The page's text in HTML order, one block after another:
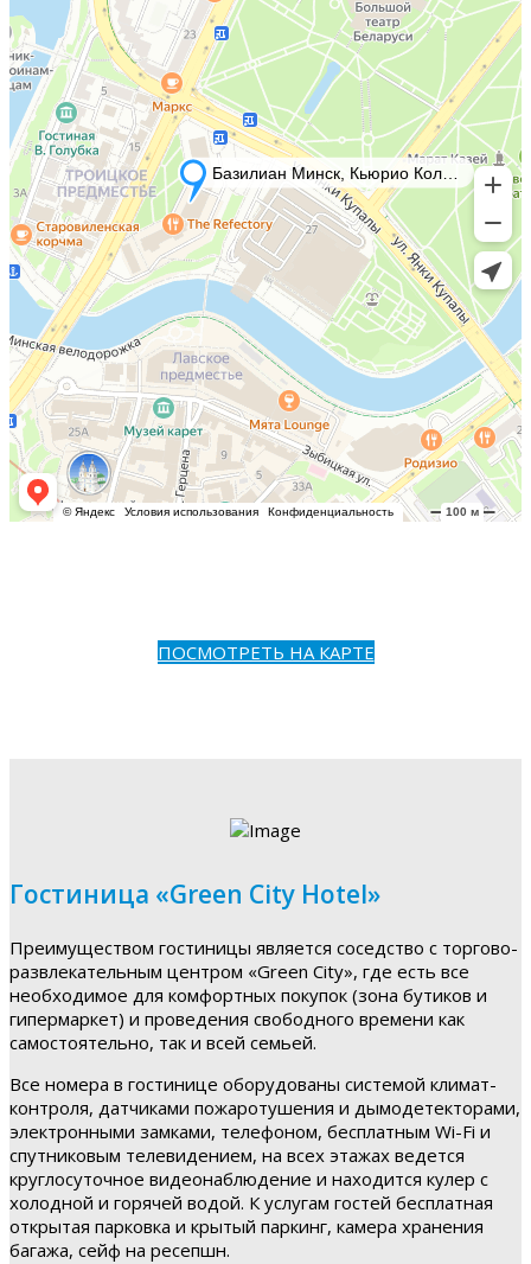
ПОСМОТРЕТЬ НА КАРТЕ
Гостиница «Green City Hotel»
Преимуществом гостиницы является соседство с торгово-
развлекательным центром «Green City», где есть все
необходимое для комфортных покупок (зона бутиков и
гипермаркет) и проведения свободного времени как
самостоятельно, так и всей семьей.
Все номера в гостинице оборудованы системой климат-
контроля, датчиками пожаротушения и дымодетекторами,
электронными замками, телефоном, бесплатным Wi-Fi и
спутниковым телевидением, на всех этажах ведется
круглосуточное видеонаблюдение и находится кулер с
холодной и горячей водой. К услугам гостей бесплатная
открытая парковка и крытый паркинг, камера хранения
багажа, сейф на ресепшн.